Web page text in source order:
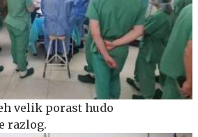
velik porast hudo
razlog.